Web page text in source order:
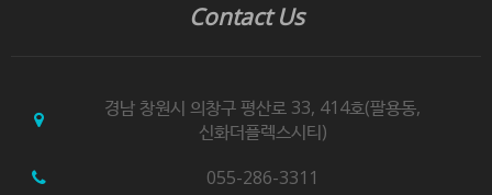
Contact Us
경남 창원시 의창구 평산로 33, 414호(팔용동,
신화더플렉스시티)
055-286-3311